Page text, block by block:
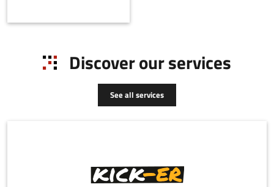
which promotes the
areas of the city by
supporting new business
Discover our services
See all services